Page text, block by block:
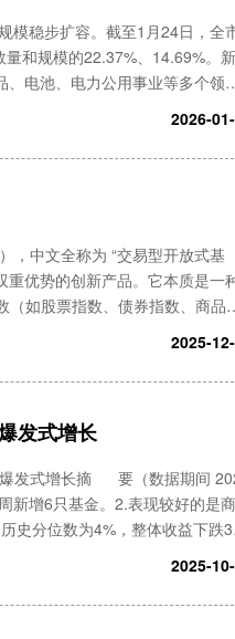
模稳步扩容。截至1月24日，全
和规模的22.37%、14.69%。
电池、电力公用事业等多个领
2026-
，中文全称为 “交易型开放式基
重优势的创新产品。它本质是一
（如股票指数、债券指数、商品
2025-
发式增长
爆发式增长摘 要（数据期间
新增6只基金。2.表现较好的是
史分位数为4%，整体收益下跌
2025-